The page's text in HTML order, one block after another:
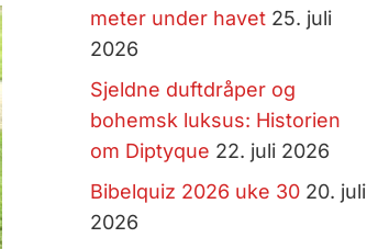
meter under havet 25. juli
2026
Sjeldne duftdråper og
bohemsk luksus: Historien
om Diptyque 22. juli 2026
Bibelquiz 2026 uke 30 20. juli
2026